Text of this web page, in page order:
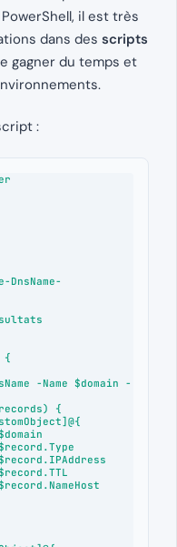
il est très
dans des scripts
gagner du temps et
:
{